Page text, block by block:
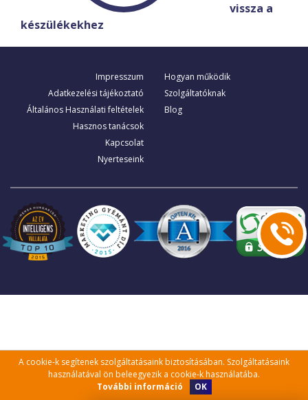
vissza a
készülékekhez
Impresszum
Adatkezelési tájékoztató
Általános Használati feltételek
Hasznos tanácsok
Kapcsolat
Nyerteseink
Hogyan működik
Szolgáltatóknak
Blog
A cookie-k segítenek szolgáltatásaink biztosításában. Szolgáltatásaink
használatával ön beleegyezik a cookie-k használatába.
További információ
OK